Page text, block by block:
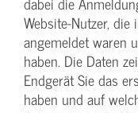
Website-Nutzer,
angemeldet waren
haben. Die Daten
Endgerät Sie das
haben und auf